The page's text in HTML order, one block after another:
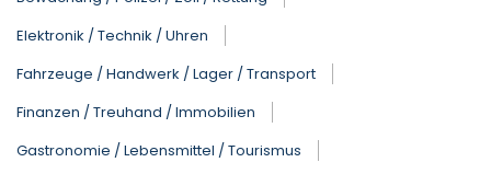
Elektronik / Technik / Uhren
Fahrzeuge / Handwerk / Lager / Transport
Finanzen / Treuhand / Immobilien
Gastronomie / Lebensmittel / Tourismus